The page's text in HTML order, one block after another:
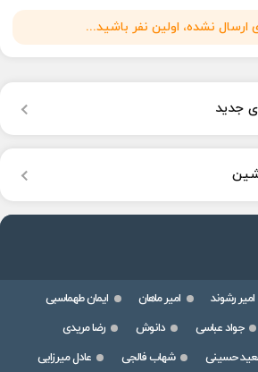
ارسال نشده، اولین نفر باشید...
جدید
امیر رشوند امیر ماهان
ایمان طهماسبی
جواد عباسی دانوش
رضا مریدی
حسینی شهاب فالجی عادل میرزایی